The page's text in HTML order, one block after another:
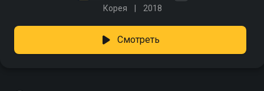
Корея 2018
Смотреть